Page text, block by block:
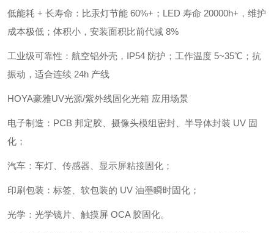
低能耗 + 长寿命：比汞灯节能 60%+；LED 寿命 20000h+，维护
成本极低；体积小，安装面积比前代减 8%
工业级可靠性：航空铝外壳，IP54 防护；工作温度 5~35℃；抗
振动，适合连续 24h 产线
HOYA豪雅UV光源/紫外线固化光箱 应用场景
电子制造：PCB 邦定胶、摄像头模组密封、半导体封装 UV 固
化；
汽车：车灯、传感器、显示屏粘接固化；
印刷包装：标签、软包装的 UV 油墨瞬时固化；
光学：光学镜片、触摸屏 OCA 胶固化。